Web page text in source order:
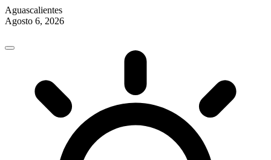
Aguascalientes
Agosto 6, 2026
content